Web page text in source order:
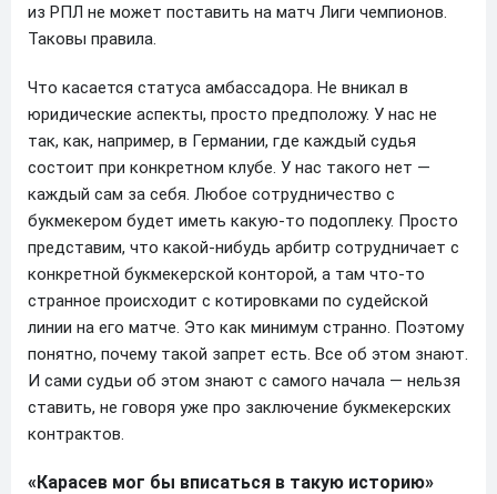
из РПЛ не может поставить на матч Лиги чемпионов.
Таковы правила.
Что касается статуса амбассадора. Не вникал в
юридические аспекты, просто предположу. У нас не
так, как, например, в Германии, где каждый судья
состоит при конкретном клубе. У нас такого нет —
каждый сам за себя. Любое сотрудничество с
букмекером будет иметь какую-то подоплеку. Просто
представим, что какой-нибудь арбитр сотрудничает с
конкретной букмекерской конторой, а там что-то
странное происходит с котировками по судейской
линии на его матче. Это как минимум странно. Поэтому
понятно, почему такой запрет есть. Все об этом знают.
И сами судьи об этом знают с самого начала — нельзя
ставить, не говоря уже про заключение букмекерских
контрактов.
«Карасев мог бы вписаться в такую историю»